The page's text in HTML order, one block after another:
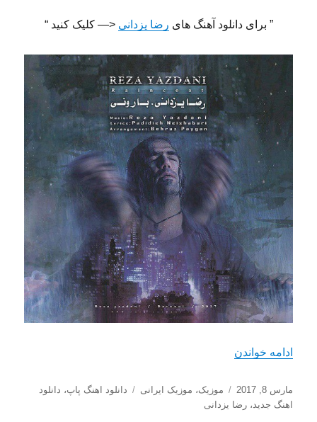
” برای دانلود آهنگ های رضا یزدانی <— کلیک کنید “
ادامه خواندن
ارسال
شده
مارس 8, 2017 دسته‌ها
موزیک، موزیک ایرانی برچسب‌ها
دانلود اهنگ پاپ، دانلود
اهنگ جدید،رضا یزدانی